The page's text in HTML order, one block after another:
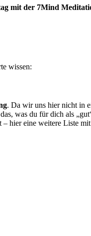
mit der 7Mind
wissen:
. Da wir uns hier nicht in
was du für dich als
hier eine weitere Liste